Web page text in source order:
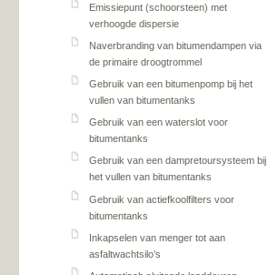
Emissiepunt (schoorsteen) met
verhoogde dispersie
Naverbranding van bitumendampen via
de primaire droogtrommel
Gebruik van een bitumenpomp bij het
vullen van bitumentanks
Gebruik van een waterslot voor
bitumentanks
Gebruik van een dampretoursysteem bij
het vullen van bitumentanks
Gebruik van actiefkoolfilters voor
bitumentanks
Inkapselen van menger tot aan
asfaltwachtsilo’s